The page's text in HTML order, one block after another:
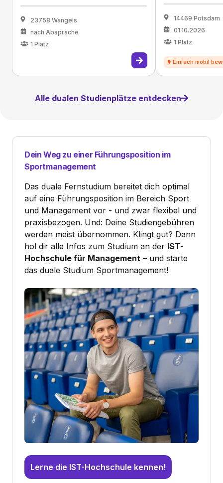
23758 Wangels
nach Absprache
1 Platz
14469 Potsdam
01.10.2026
1 Platz
Alle dualen Studienplätze entdecken
Dein Weg zu einer Führungsposition im
Sportmanagement
Das duale Fernstudium bereitet dich optimal
auf eine Führungsposition im Bereich Sport
und Management vor - und zwar flexibel und
praxisbezogen. Und: Deine Studiengebühren
werden meist übernommen. Klingt gut? Dann
hol dir alle Infos zum Studium an der IST-
Hochschule für Management – und starte
das duale Studium Sportmanagement!
Lerne die IST-Hochschule kennen!